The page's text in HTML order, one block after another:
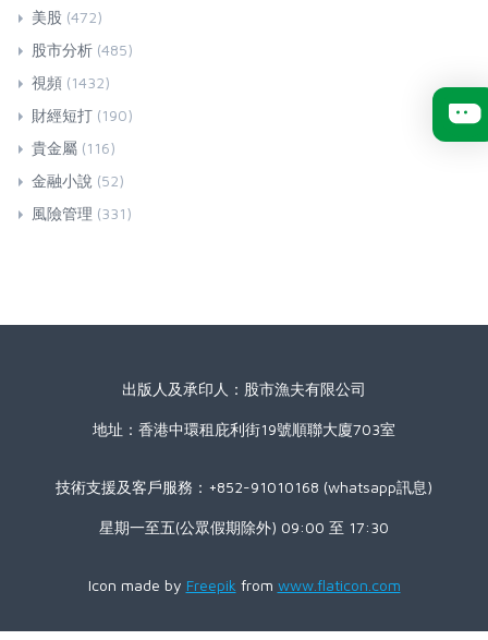
美股 (472)
股市分析 (485)
視頻 (1432)
財經短打 (190)
貴金屬 (116)
金融小說 (52)
風險管理 (331)
出版人及承印人：股市漁夫有限公司
地址：香港中環租庇利街19號順聯大廈703室
技術支援及客戶服務：+852-91010168 (whatsapp訊息)
星期一至五(公眾假期除外) 09:00 至 17:30
Icon made by Freepik from www.flaticon.com